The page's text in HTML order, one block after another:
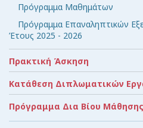
Πρόγραμμα Μαθημάτων
Πρόγραμμα Επαναληπτικών
Έτους 2025 - 2026
Πρακτική Άσκηση
Κατάθεση Διπλωματικών
Πρόγραμμα Δια Βίου Μάθησης